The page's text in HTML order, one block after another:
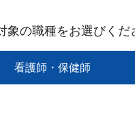
象の職種をお選びくだ
看護師・保健師